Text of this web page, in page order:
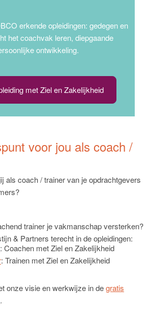
erkende opleidingen: gedegen en
het coachvak leren, diepgaande
ontwikkeling.
met Ziel en Zakelijkheid
voor jou als coach /
als coach / trainer van je opdrachtgevers
trainer je vakmanschap versterken?
& Partners terecht in de opleidingen:
: Coachen met Ziel en Zakelijkheid
: Trainen met Ziel en Zakelijkheid
onze visie en werkwijze in degratis
.